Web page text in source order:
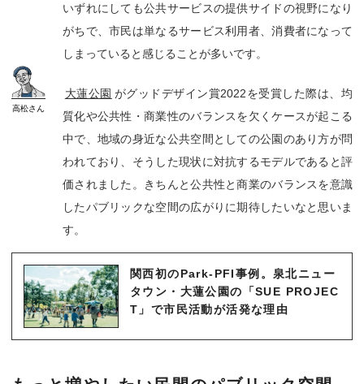
いずれにしても公共サービスの提供サイドの視野になり
がちで、市民は単なるサービス利用者、消費者になって
しまっていると感じることが多いです。
高松さん
大蓮公園 がグッドデザイン賞2022を受賞した際は、均
質化や公共性・商業性のバランスを欠くケースが起こる
中で、地域の身近な公共空間としての公園のあり方が問
われており、そうした現状に対抗するモデルであると評
価されました。きちんと公共性と商業のバランスを意識
したパブリックな空間の広がりに期待したいなと思いま
す。
関西初のPark-PFI事例。泉北ニュー
タウン・大蓮公園の「SUE PROJEC
T」で市民活動が活発な理由